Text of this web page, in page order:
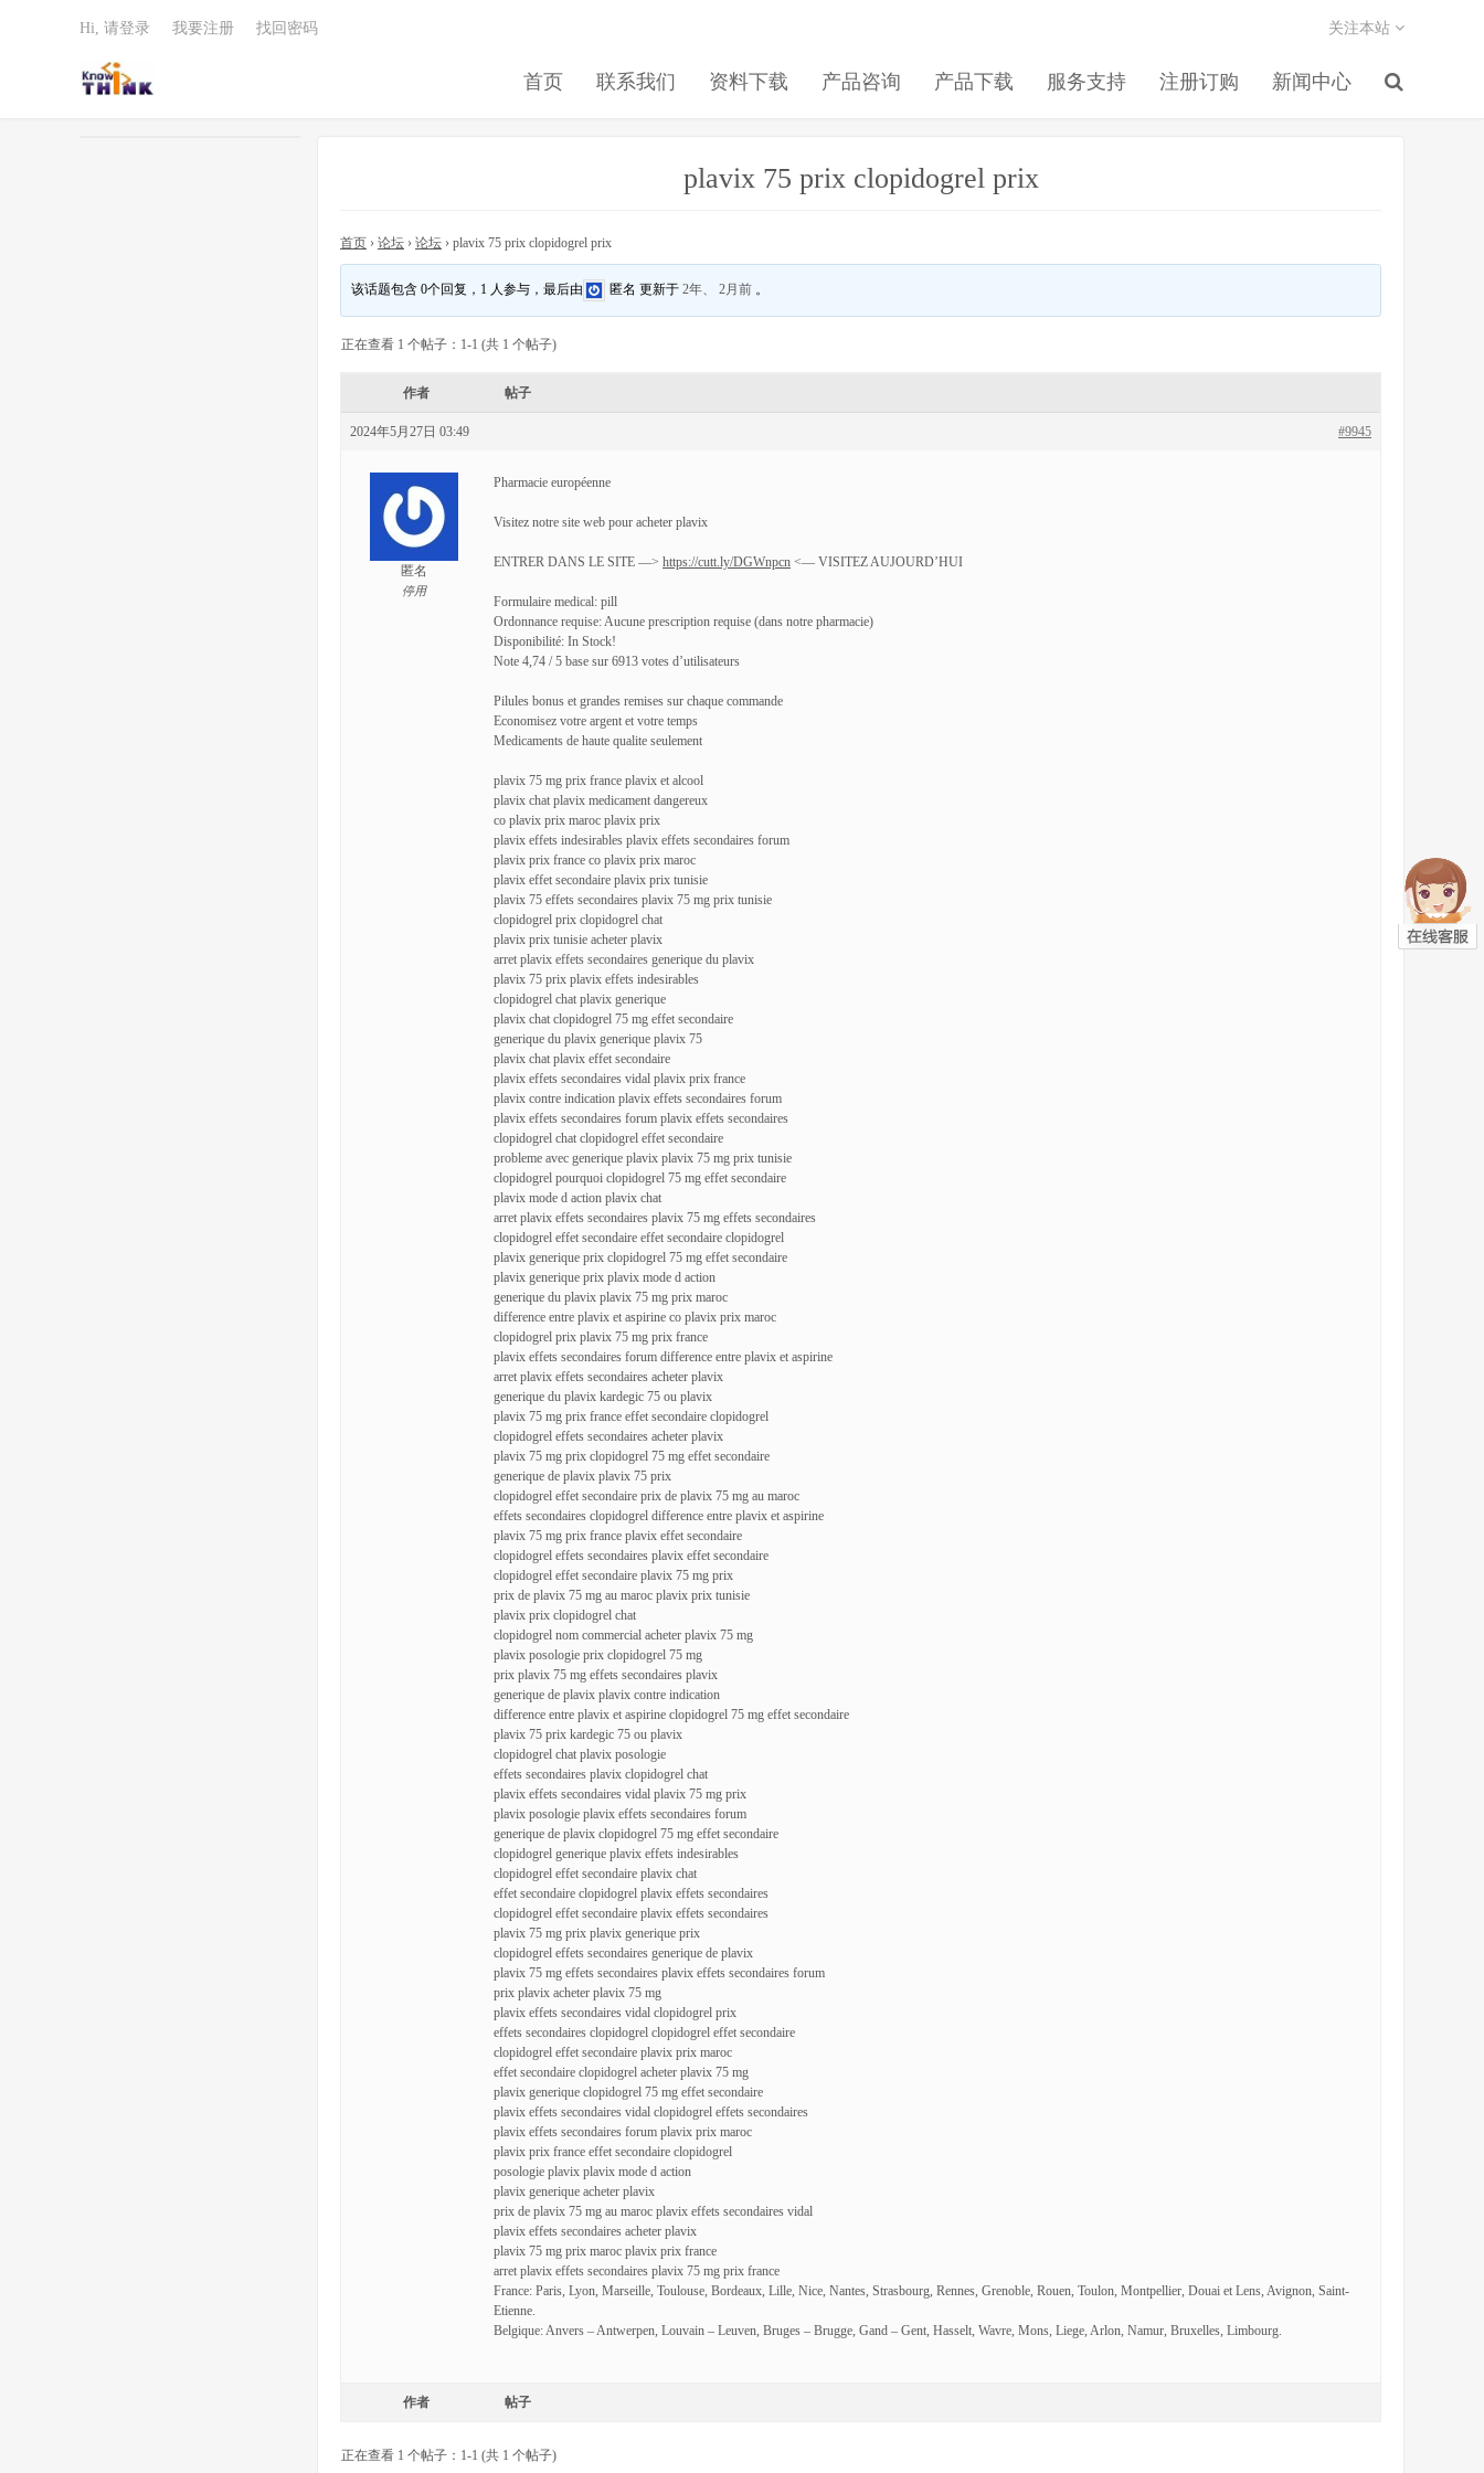
首页 联系我们 资料下载 产品咨询 产品下载 服务支持 注册订购 新闻中心
关注本站
Hi, 请登录 我要注册 找回密码
plavix 75 prix clopidogrel prix
首页 › 论坛 › 论坛 › plavix 75 prix clopidogrel prix
该话题包含 0个回复，1 人参与，最后由 匿名 更新于2年、 2月前 。
正在查看 1 个帖子：1-1 (共 1 个帖子)
作者 帖子
2024年5月27日 03:49 #9945
匿名
停用
Pharmacie européenne
Visitez notre site web pour acheter plavix
ENTRER DANS LE SITE —> https://cutt.ly/DGWnpcn <— VISITEZ AUJOURD’HUI
Formulaire medical: pill
Ordonnance requise: Aucune prescription requise (dans notre pharmacie)
Disponibilité: In Stock!
Note 4,74 / 5 base sur 6913 votes d’utilisateurs
Pilules bonus et grandes remises sur chaque commande
Economisez votre argent et votre temps
Medicaments de haute qualite seulement
plavix 75 mg prix france plavix et alcool
plavix chat plavix medicament dangereux
co plavix prix maroc plavix prix
plavix effets indesirables plavix effets secondaires forum
plavix prix france co plavix prix maroc
plavix effet secondaire plavix prix tunisie
plavix 75 effets secondaires plavix 75 mg prix tunisie
clopidogrel prix clopidogrel chat
plavix prix tunisie acheter plavix
arret plavix effets secondaires generique du plavix
plavix 75 prix plavix effets indesirables
clopidogrel chat plavix generique
plavix chat clopidogrel 75 mg effet secondaire
generique du plavix generique plavix 75
plavix chat plavix effet secondaire
plavix effets secondaires vidal plavix prix france
plavix contre indication plavix effets secondaires forum
plavix effets secondaires forum plavix effets secondaires
clopidogrel chat clopidogrel effet secondaire
probleme avec generique plavix plavix 75 mg prix tunisie
clopidogrel pourquoi clopidogrel 75 mg effet secondaire
plavix mode d action plavix chat
arret plavix effets secondaires plavix 75 mg effets secondaires
clopidogrel effet secondaire effet secondaire clopidogrel
plavix generique prix clopidogrel 75 mg effet secondaire
plavix generique prix plavix mode d action
generique du plavix plavix 75 mg prix maroc
difference entre plavix et aspirine co plavix prix maroc
clopidogrel prix plavix 75 mg prix france
plavix effets secondaires forum difference entre plavix et aspirine
arret plavix effets secondaires acheter plavix
generique du plavix kardegic 75 ou plavix
plavix 75 mg prix france effet secondaire clopidogrel
clopidogrel effets secondaires acheter plavix
plavix 75 mg prix clopidogrel 75 mg effet secondaire
generique de plavix plavix 75 prix
clopidogrel effet secondaire prix de plavix 75 mg au maroc
effets secondaires clopidogrel difference entre plavix et aspirine
plavix 75 mg prix france plavix effet secondaire
clopidogrel effets secondaires plavix effet secondaire
clopidogrel effet secondaire plavix 75 mg prix
prix de plavix 75 mg au maroc plavix prix tunisie
plavix prix clopidogrel chat
clopidogrel nom commercial acheter plavix 75 mg
plavix posologie prix clopidogrel 75 mg
prix plavix 75 mg effets secondaires plavix
generique de plavix plavix contre indication
difference entre plavix et aspirine clopidogrel 75 mg effet secondaire
plavix 75 prix kardegic 75 ou plavix
clopidogrel chat plavix posologie
effets secondaires plavix clopidogrel chat
plavix effets secondaires vidal plavix 75 mg prix
plavix posologie plavix effets secondaires forum
generique de plavix clopidogrel 75 mg effet secondaire
clopidogrel generique plavix effets indesirables
clopidogrel effet secondaire plavix chat
effet secondaire clopidogrel plavix effets secondaires
clopidogrel effet secondaire plavix effets secondaires
plavix 75 mg prix plavix generique prix
clopidogrel effets secondaires generique de plavix
plavix 75 mg effets secondaires plavix effets secondaires forum
prix plavix acheter plavix 75 mg
plavix effets secondaires vidal clopidogrel prix
effets secondaires clopidogrel clopidogrel effet secondaire
clopidogrel effet secondaire plavix prix maroc
effet secondaire clopidogrel acheter plavix 75 mg
plavix generique clopidogrel 75 mg effet secondaire
plavix effets secondaires vidal clopidogrel effets secondaires
plavix effets secondaires forum plavix prix maroc
plavix prix france effet secondaire clopidogrel
posologie plavix plavix mode d action
plavix generique acheter plavix
prix de plavix 75 mg au maroc plavix effets secondaires vidal
plavix effets secondaires acheter plavix
plavix 75 mg prix maroc plavix prix france
arret plavix effets secondaires plavix 75 mg prix france
France: Paris, Lyon, Marseille, Toulouse, Bordeaux, Lille, Nice, Nantes, Strasbourg, Rennes, Grenoble, Rouen, Toulon, Montpellier, Douai et Lens, Avignon, Saint-
Etienne.
Belgique: Anvers – Antwerpen, Louvain – Leuven, Bruges – Brugge, Gand – Gent, Hasselt, Wavre, Mons, Liege, Arlon, Namur, Bruxelles, Limbourg.
作者 帖子
正在查看 1 个帖子：1-1 (共 1 个帖子)